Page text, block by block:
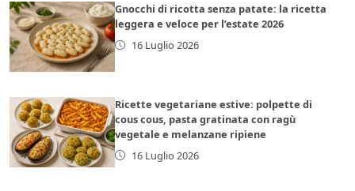
Gnocchi di ricotta senza patate: la ricetta
leggera e veloce per l’estate 2026
16 Luglio 2026
Ricette vegetariane estive: polpette di
cous cous, pasta gratinata con ragù
vegetale e melanzane ripiene
16 Luglio 2026